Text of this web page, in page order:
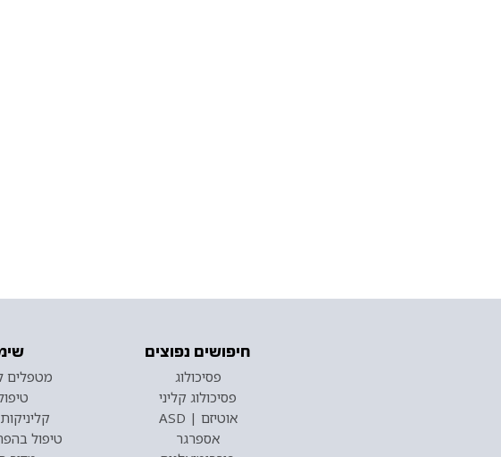
חיפושים נפוצים
פסיכולוג
פסיכולוג קליני
אוטיזם | ASD
אספרגר
מטפלים
טיפול